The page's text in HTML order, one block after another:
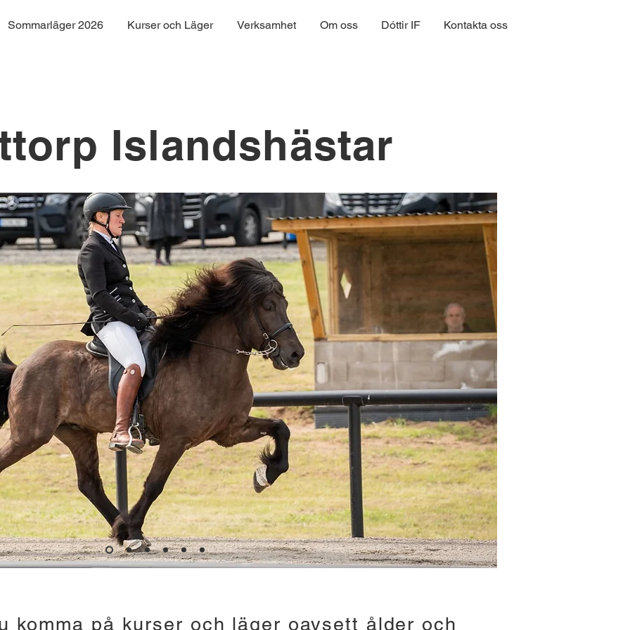
Sommarläger 2026 Kurser och Läger Verksamhet Om oss Dóttir IF Kontakta oss
Islandshästar
komma på kurser och läger oavsett ålder och